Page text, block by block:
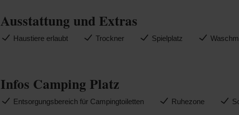
Ausstattung und Extras
Haustiere erlaubt Trockner Spielplatz
Infos Camping Platz
Entsorgungsbereich für Campingtoiletten Ruhezone